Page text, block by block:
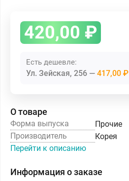
420,00 ₽
Есть дешевле:
Ул. Зейская, 256 417,00 ₽
О товаре
Форма выпуска
Прочие
Производитель
Корея
Перейти к описанию
Информация о заказе